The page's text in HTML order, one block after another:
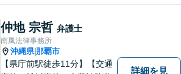
婚、借金、相続、交通事故
等、生活上のトラブルがござ
いましたら、お気軽にご相談
下さい。
仲地 宗哲 弁護士
南風法律事務所
沖縄県|那覇市
【県庁前駅徒歩11分】【交通
詳細を見